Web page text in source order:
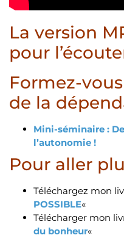
La version
pour
Formez-
de la
Mini-séminaire :
l’autonomie !
Pour aller
Téléchargez mon
POSSIBLE«
Télécharger mon
du bonheur«